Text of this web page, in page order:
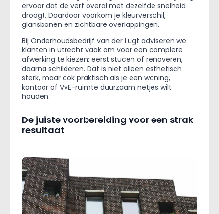
ervoor dat de verf overal met dezelfde snelheid
droogt. Daardoor voorkom je kleurverschil,
glansbanen en zichtbare overlappingen.
Bij Onderhoudsbedrijf van der Lugt adviseren we
klanten in Utrecht vaak om voor een complete
afwerking te kiezen: eerst stucen of renoveren,
daarna schilderen. Dat is niet alleen esthetisch
sterk, maar ook praktisch als je een woning,
kantoor of VvE-ruimte duurzaam netjes wilt
houden.
De juiste voorbereiding voor een strak
resultaat